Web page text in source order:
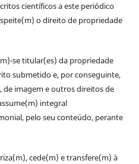
científicos a este periódico
o direito de propriedade
se titular(es) da propriedade
submetido e, por conseguinte,
imagem e outros direitos de
integral
pelo seu conteúdo, perante
cede(m) e transfere(m) à